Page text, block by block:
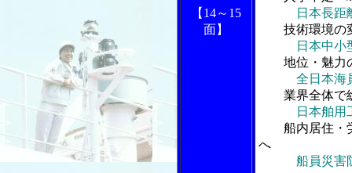
【14～15
面】
日本長
技術環境の変
日本中
地位・魅力の
全日本
業界全体で総
日本舶
船内居住・労
へ
船員災